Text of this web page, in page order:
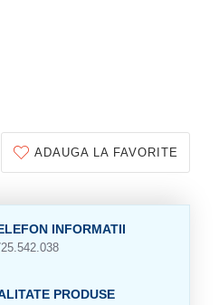
ADAUGA LA FAVORITE
INFORMATII
PRODUSE